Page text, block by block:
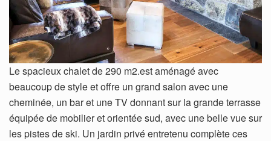
Le spacieux chalet de 290 m2.est aménagé avec
beaucoup de style et offre un grand salon avec une
cheminée, un bar et une TV donnant sur la grande terrasse
équipée de mobilier et orientée sud, avec une belle vue sur
les pistes de ski. Un jardin privé entretenu complète ces